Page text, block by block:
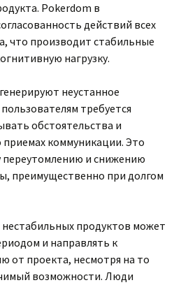
Pokerdom в
действий всех
что производит стабильные
нагрузку.
неустанное
требуется
обстоятельства и
коммуникации. Это
переутомлению и снижению
преимущественно при долгом
продуктов может
и направлять к
от проекта, несмотря на то
возможности. Люди